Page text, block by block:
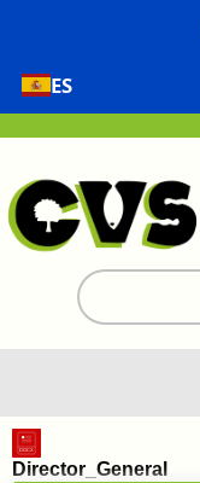
ES
Buscar:
Inicio
Director_General